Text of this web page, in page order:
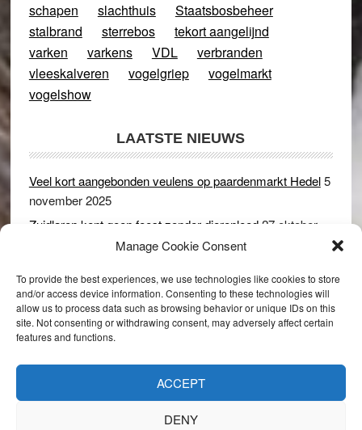
Manage Cookie Consent
To provide the best experiences, we use technologies like cookies to store
and/or access device information. Consenting to these technologies will
allow us to process data such as browsing behavior or unique IDs on this
site. Not consenting or withdrawing consent, may adversely affect certain
features and functions.
ACCEPT
DENY
schapen
slachthuis
Staatsbosbeheer
stalbrand
sterrebos
tekort aangelijnd
varken
varkens VDL
verbranden
vleeskalveren
vogelgriep
vogelmarkt
vogelshow
LAATSTE NIEUWS
Veel kort aangebonden veulens op paardenmarkt Hedel5
november 2025
Zuidlaren kent geen feest zonder dierenleed27 oktober
Rijswijk (Gld) 2 december 2024
Dikbillen sieren de troon op schaamteloos Leste Merte in
Druten 8 november 2024